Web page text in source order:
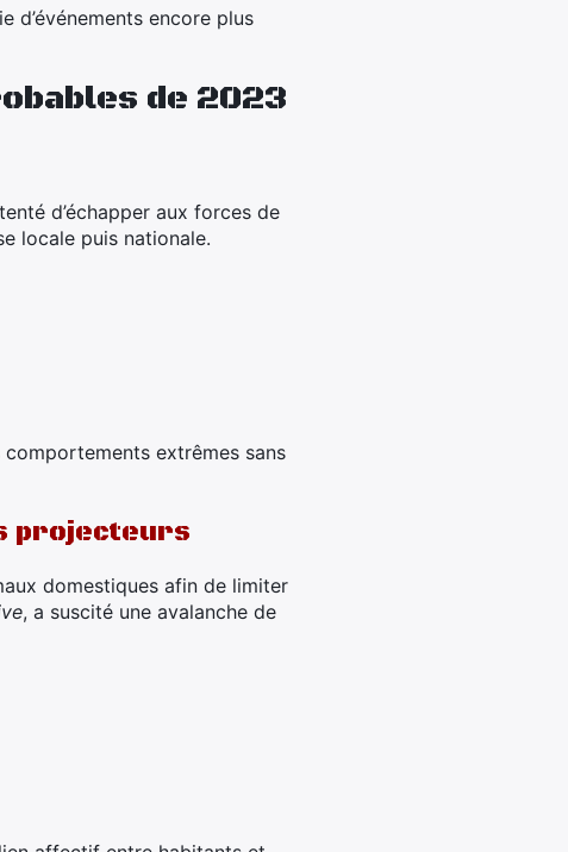
d’événements encore plus
de 2023
d’échapper aux forces de
locale puis nationale.
extrêmes sans
projecteurs
domestiques afin de limiter
, a suscité une avalanche de